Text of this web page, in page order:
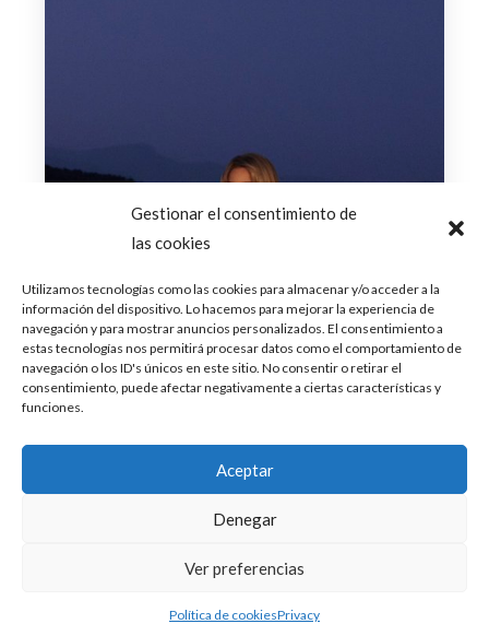
Gestionar el consentimiento de
las cookies
Utilizamos tecnologías como las cookies para almacenar y/o acceder a la
información del dispositivo. Lo hacemos para mejorar la experiencia de
navegación y para mostrar anuncios personalizados. El consentimiento a
estas tecnologías nos permitirá procesar datos como el comportamiento de
navegación o los ID's únicos en este sitio. No consentir o retirar el
consentimiento, puede afectar negativamente a ciertas características y
funciones.
Aceptar
Denegar
Ver preferencias
Política de cookiesPrivacy